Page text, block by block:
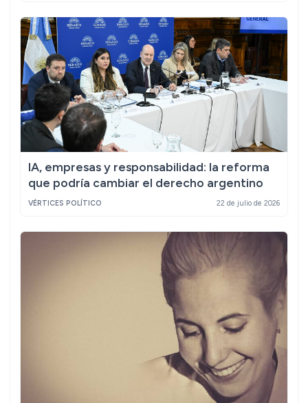
IA, empresas y responsabilidad: la reforma
que podría cambiar el derecho argentino
VÉRTICES POLÍTICO 22 de julio de 2026